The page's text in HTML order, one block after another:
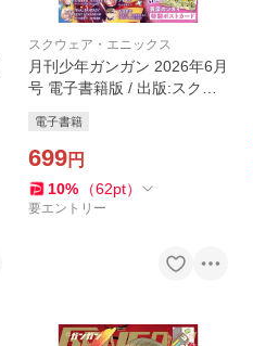
スクウェア・エニックス
月刊少年ガンガン 2026年6月
号 電子書籍版 / 出版:スクウ
すぼーい 作画:古屋庵 原作:石
原宙 漫画:菖蒲
電子書籍
699円
10% （62pt）
要エントリー